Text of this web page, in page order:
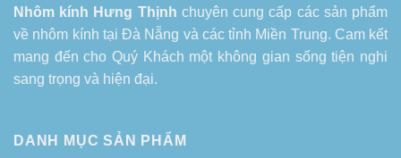
Nhôm kính Hưng Thịnh chuyên cung cấp các sản phẩm
về nhôm kính tại Đà Nẵng và các tỉnh Miền Trung. Cam kết
mang đến cho Quý Khách một không gian sống tiện nghi
sang trọng và hiện đại.
DANH MỤC SẢN PHẨM